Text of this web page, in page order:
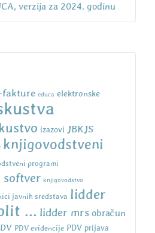
verzija za 2024. godinu
fakture educa elektronske
izazovi JBKJS
knjigovodstveni
programi
softver knjigovodstvo
javnih sredstava lidder
... lidder mrs obračun
PDV evidencije PDV prijava